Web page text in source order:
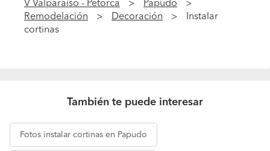
V Valparaíso - Petorca
Papudo
Remodelación
Decoración
Instalar
cortinas
También te puede interesar
Fotos instalar cortinas en Papudo